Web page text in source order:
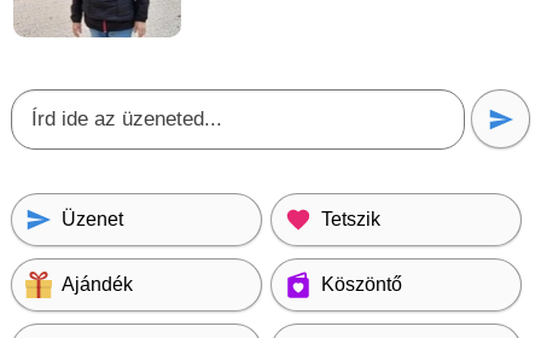
Üzenet Tetszik
Ajándék Köszöntő